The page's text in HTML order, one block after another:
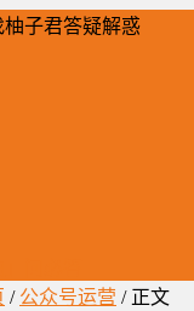
子君答疑解惑
/ 公众号运营 / 正文